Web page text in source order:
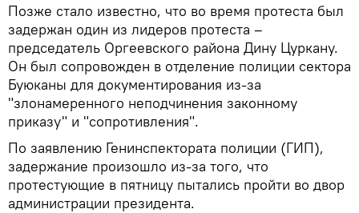
Позже стало известно, что во время протеста был
задержан один из лидеров протеста –
председатель Оргеевского района Дину Цуркану.
Он был сопровожден в отделение полиции сектора
Буюканы для документирования из-за
"злонамеренного неподчинения законному
приказу" и "сопротивления".
По заявлению Генинспектората полиции (ГИП),
задержание произошло из-за того, что
протестующие в пятницу пытались пройти во двор
администрации президента.